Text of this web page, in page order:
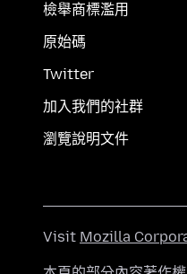
檢舉商標濫用
原始碼
Twitter
加入我們的社群
瀏覽說明文件
Visit Mozilla